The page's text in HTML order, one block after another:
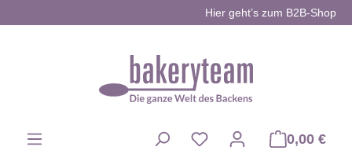
Hier geht’s zum B2B-Shop
0,00 €